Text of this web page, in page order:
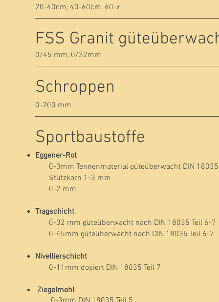
20-40cm, 40-60cm, 60-x
FSS Granit
0/45 mm, 0/32mm
Schroppen
0-200 mm
Sportbaustoffe
Eggener-Rot
0-3mm Tennenmaterial güteüberwacht DIN 18035
Stützkorn 1-3 mm
0-2 mm
Tragschicht
0-32 mm güteüberwacht nach DIN 18035 Teil 6-7
0-45mm güteüberwacht nach DIN 18035 Teil 6-7
Nivellierschicht
0-11mm dosiert DIN 18035 Teil 7
Ziegelmehl